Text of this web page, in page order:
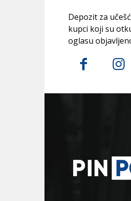
Depozit za
kupci koji su
oglasu